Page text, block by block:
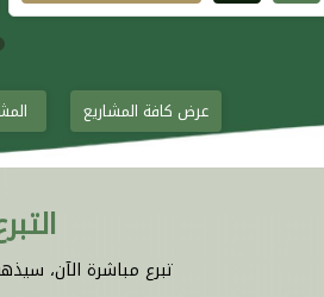
عرض كافة المشاريع
تبرع مباشرة الآن،